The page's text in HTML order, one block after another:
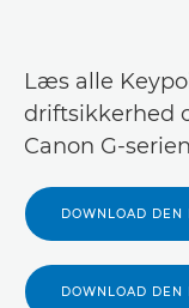
Læs alle
driftsikkerhed
Canon G-
DOWNLOAD
DOWNLOAD DEN